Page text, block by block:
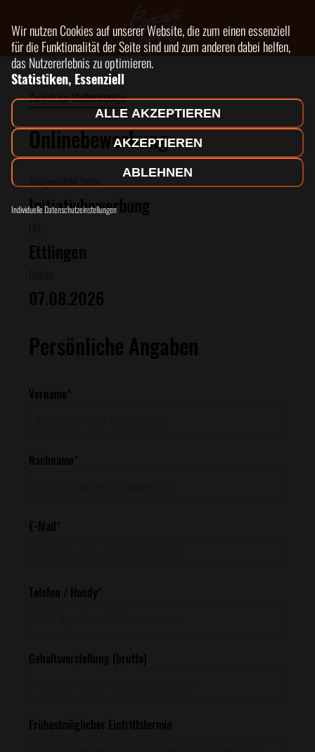
Zurück zur Stellenanzeige
Onlinebewerbung:
Ausgewählte Stelle
Initiativbewerbung
Ettlingen
07.08.2026
Persönliche Angaben
Vorname*
Nachname*
E-Mail*
Telefon / Handy*
Gehaltsvorstellung (brutto)
Frühestmöglicher Eintrittstermin
Wir nutzen Cookies auf unserer Website, die zum einen essenziell
für die Funktionalität der Seite sind und zum anderen dabei helfen,
das Nutzererlebnis zu optimieren.
Statistiken, Essenziell
Individuelle Datenschutzeinstellungen
ABLEHNEN
ALLE AKZEPTIEREN
AKZEPTIEREN